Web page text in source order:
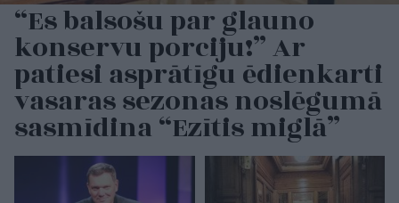
“Es balsošu par glauno
konservu porciju!” Ar
patiesi asprātīgu ēdienkarti
vasaras sezonas noslēgumā
sasmīdina “Ezītis miglā”